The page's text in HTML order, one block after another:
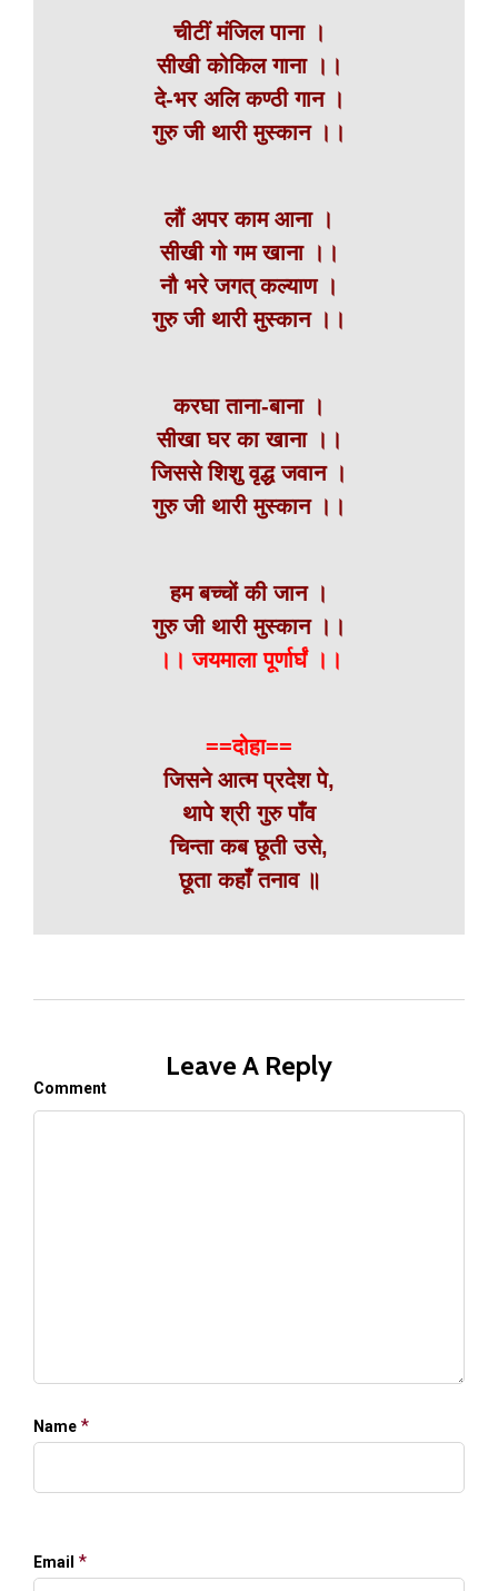
चीटीं मंजिल पाना ।
सीखी कोकिल गाना ।।
दे-भर अलि कण्ठी गान ।
गुरु जी थारी मुस्कान ।।
लौं अपर काम आना ।
सीखी गो गम खाना ।।
नौ भरे जगत् कल्याण ।
गुरु जी थारी मुस्कान ।।
करघा ताना-बाना ।
सीखा घर का खाना ।।
जिससे शिशु वृद्ध जवान ।
गुरु जी थारी मुस्कान ।।
हम बच्चों की जान ।
गुरु जी थारी मुस्कान ।।
।। जयमाला पूर्णार्घं ।।
==दोहा==
जिसने आत्म प्रदेश पे,
थापे श्री गुरु पाँव
चिन्ता कब छूती उसे,
छूता कहाँ तनाव ॥
Leave A Reply
Comment
Name *
Email *